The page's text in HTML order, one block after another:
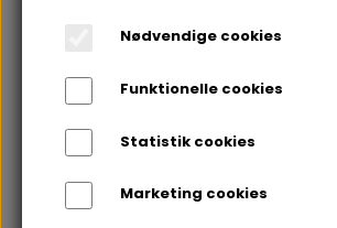
ANSIGT
FOUNDATION
BLUSH
BRYN
GEL
ØJNE
HUDPLEJE
ØJENCREME
HÅRPLEJE
SHAMPOO
Nødvendige cookies
Funktionelle cookies
Statistik cookies
Marketing cookies